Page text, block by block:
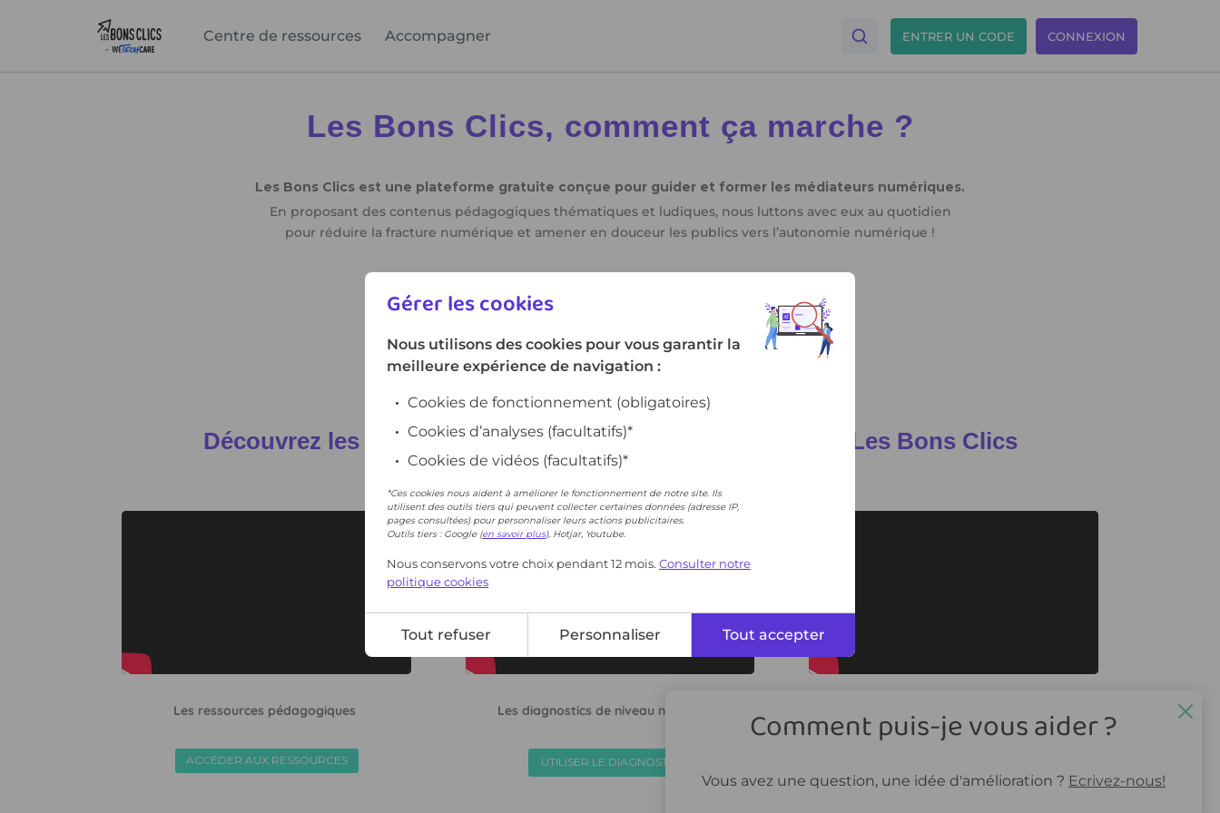
Centre de ressources Accompagner ENTRER UN CODE CONNEXION
Comment puis-je vous aider ?
Vous avez une question, une idée d'amélioration ? Ecrivez-nous!
Gérer les cookies
Nous utilisons des cookies pour vous garantir la
meilleure expérience de navigation :
Cookies de fonctionnement (obligatoires)
Cookies d’analyses (facultatifs)*
Cookies de vidéos (facultatifs)*
*Ces cookies nous aident à améliorer le fonctionnement de notre site. Ils
utilisent des outils tiers qui peuvent collecter certaines données (adresse IP,
pages consultées) pour personnaliser leurs actions publicitaires.
Outils tiers : Google (en savoir plus), Hotjar, Youtube.
Nous conservons votre choix pendant 12 mois. Consulter notre
politique cookies
Tout refuser Personnaliser Tout accepter